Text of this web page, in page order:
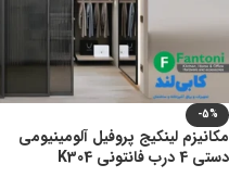
-5%
مکانیزم لینکیج پروفیل آلومینیومی
دستی 4 درب فانتونی K304